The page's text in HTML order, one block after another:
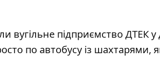
вугільне підприємство ДТЕК
по автобусу із шахтарями,